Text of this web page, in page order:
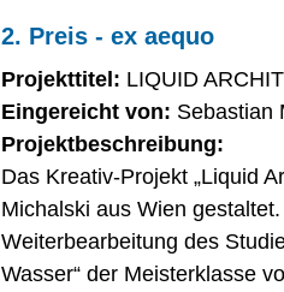
2. Preis - ex aequo
Projekttitel: LIQUID
Eingereicht von: Sebastian
Projektbeschreibung:
Das Kreativ-Projekt „Liquid
Michalski aus Wien
Weiterbearbeitung des
Wasser“ der Meisterklasse